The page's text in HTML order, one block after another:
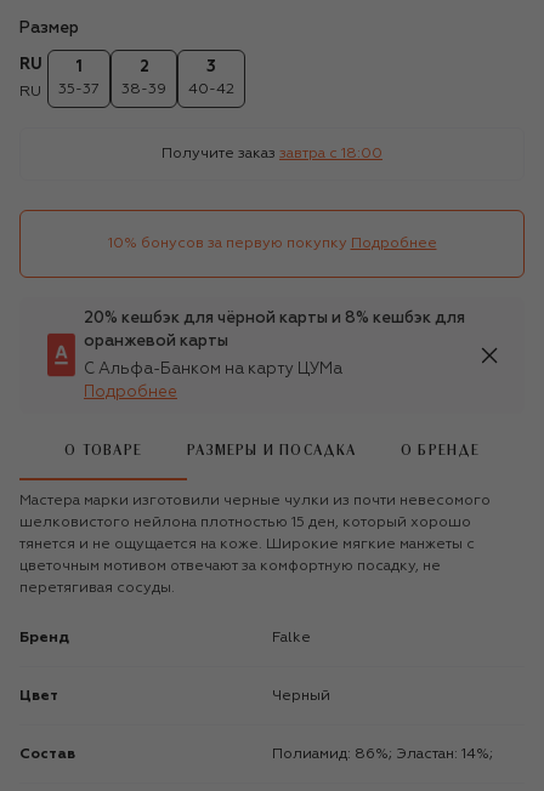
Размер
RU
RU
1
35-37
2
38-39
3
40-42
Получите заказ завтра c 18:00
10% бонусов за первую покупку Подробнее
20% кешбэк для чёрной карты и 8% кешбэк для
оранжевой карты
С Альфа-Банком на карту ЦУМа
Подробнее
О ТОВАРЕ РАЗМЕРЫ И ПОСАДКА О БРЕНДЕ
Мастера марки изготовили черные чулки из почти невесомого
шелковистого нейлона плотностью 15 ден, который хорошо
тянется и не ощущается на коже. Широкие мягкие манжеты с
цветочным мотивом отвечают за комфортную посадку, не
перетягивая сосуды.
Бренд Falke
Цвет Черный
Состав Полиамид: 86%; Эластан: 14%;